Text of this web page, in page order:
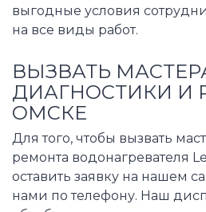
выгодные условия
на все виды работ.
ВЫЗВАТЬ
ДИАГНОСТИКИ И
ОМСКЕ
Для того, чтобы вызвать
ремонта водонагревателя
оставить заявку на нашем
нами по телефону. Наш